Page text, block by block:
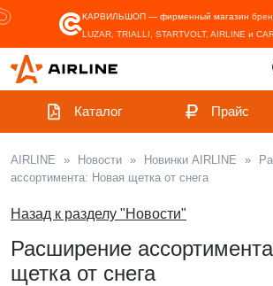
КАРВИЛЬШОП — фирменный магазин
LUZAR, TRIALLI, STARTVOLT, AIRLINE и
Каталог Прайс
AIRLINE » Новости » Новинки AIRLINE »
ассортимента: Новая щетка от снега
Назад к разделу "Новости"
Расширение
щетка от снега